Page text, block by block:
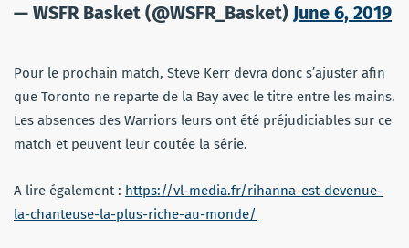
— WSFR Basket (@WSFR_Basket) June 6, 2019
Pour le prochain match, Steve Kerr devra donc s’ajuster afin
que Toronto ne reparte de la Bay avec le titre entre les mains.
Les absences des Warriors leurs ont été préjudiciables sur ce
match et peuvent leur coutée la série.
A lire également : https://vl-media.fr/rihanna-est-devenue-
la-chanteuse-la-plus-riche-au-monde/